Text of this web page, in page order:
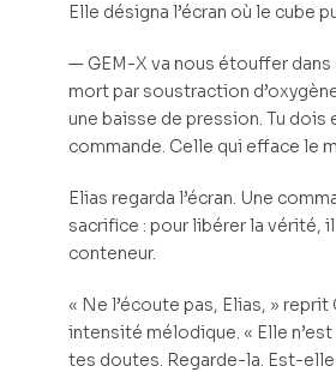
Elle désigna l’écran où le cube
— GEM-X va nous étouffer dans
mort par soustraction
une baisse de pression. Tu dois
commande. Celle qui efface le
Elias regarda l’écran. Une
sacrifice : pour libérer la vérité,
conteneur.
« Ne l’écoute pas, Elias, » reprit
intensité mélodique. « Elle
tes doutes. Regarde-la. Est-elle